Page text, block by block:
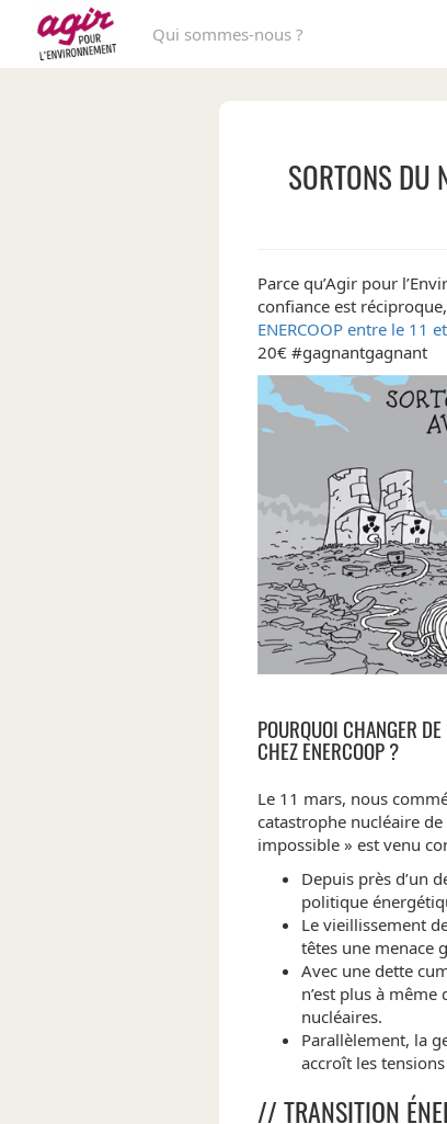
Qui sommes-nous ?
SORTONS DU
Parce qu’Agir pour
confiance est réciproque,
ENERCOOP entre le 11
20€ #gagnantgagnant
POURQUOI CHANGER
CHEZ ENERCOOP ?
Le 11 mars, nous
catastrophe nucléaire
impossible » est venu
Depuis près d’un
politique
Le vieillissement
têtes une menace
Avec une dette
n’est plus à
nucléaires.
Parallèlement, la
accroît les
// TRANSITION